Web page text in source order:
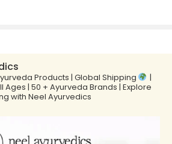
Products | Global Shipping
|
Ages | 50 + Ayurveda Brands | Explore
with Neel Ayurvedics